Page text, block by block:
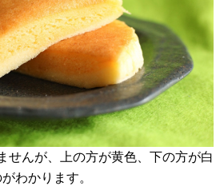
せんが、上の方が黄色、下の方が白
わかります。